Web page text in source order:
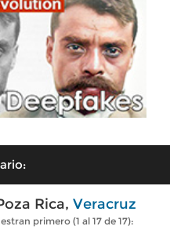
Rica, Veracruz
primero (1 al 17 de 17):